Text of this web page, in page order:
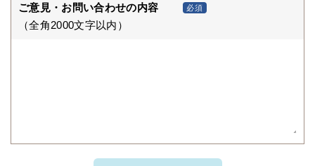
ご意見・お問い合わせの内容 必須
（全角2000文字以内）